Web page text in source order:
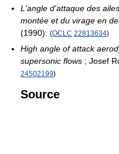
L'angle d'attaque des
montée et du virage en
(1990).
(OCLC 22813634)
High angle of attack
supersonic flows ; Josef
24502199)
Source